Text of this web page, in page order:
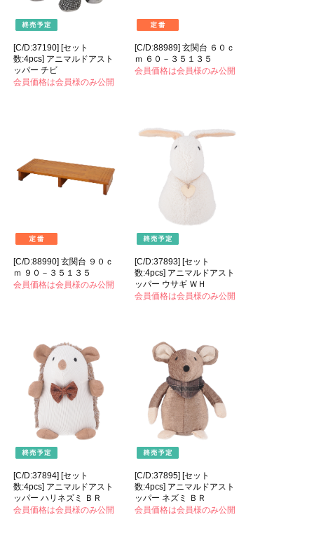
[C/D:37190] [セット
数:4pcs] アニマルドアスト
ッパー チビ
会員価格は会員様のみ公開
[C/D:88989] 玄関台 ６０ｃ
ｍ ６０－３５１３５
会員価格は会員様のみ公開
[C/D:88990] 玄関台 ９０ｃ
ｍ ９０－３５１３５
会員価格は会員様のみ公開
[C/D:37893] [セット
数:4pcs] アニマルドアスト
ッパー ウサギ ＷＨ
会員価格は会員様のみ公開
[C/D:37894] [セット
数:4pcs] アニマルドアスト
ッパー ハリネズミ ＢＲ
会員価格は会員様のみ公開
[C/D:37895] [セット
数:4pcs] アニマルドアスト
ッパー ネズミ ＢＲ
会員価格は会員様のみ公開